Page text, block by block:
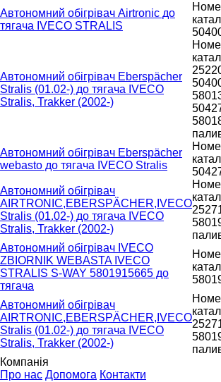
Автономний обігрівач Airtronic до
тягача IVECO STRALIS
Автономний обігрівач Eberspächer
Stralis (01.02-) до тягача IVECO
Stralis, Trakker (2002-)
Автономний обігрівач Eberspächer
webasto до тягача IVECO Stralis
Автономний обігрівач
AIRTRONIC,EBERSPÄCHER,IVECO
Stralis (01.02-) до тягача IVECO
Stralis, Trakker (2002-)
Автономний обігрівач IVECO
ZBIORNIK WEBASTA IVECO
STRALIS S-WAY 5801915665 до
тягача
Автономний обігрівач
AIRTRONIC,EBERSPÄCHER,IVECO
Stralis (01.02-) до тягача IVECO
Stralis, Trakker (2002-)
Компанія
Про нас Допомога Контакти